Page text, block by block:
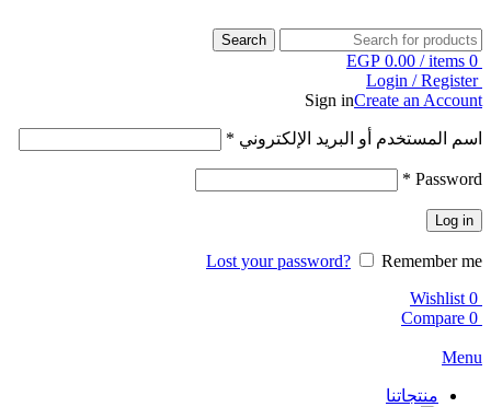
Search
0
items
/
EGP 0.00
Login / Register
Sign inCreate an Account
اسم المستخدم أو البريد الإلكتروني *
Password
*
Log in
Lost your password?
Remember me
0
Wishlist
0
Compare
Menu
منتجاتنا